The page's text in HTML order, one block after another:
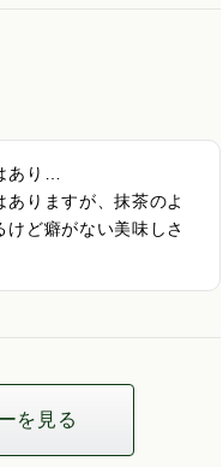
あり…
りますが、抹茶のよ
ど癖がない美味しさ
を見る